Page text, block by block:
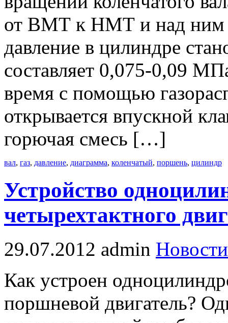
от ВМТ к НМТ и над ним
давление в цилиндре
составляет 0,075-0,09
время с помощью
открывается впускной
горючая смесь […]
вал, газ, давление, диаграмма, коленчатый, поршень, цилиндр
Устройство
четырехтактного
29.07.2012 admin Новости
Как устроен
поршневой двигатель?